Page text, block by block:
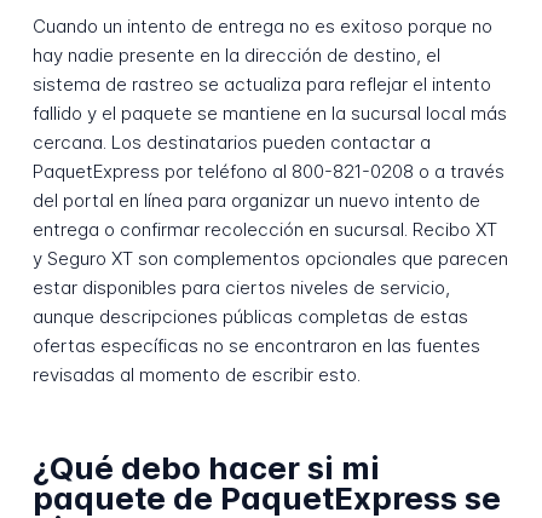
Cuando un intento de entrega no es exitoso porque no
hay nadie presente en la dirección de destino, el
sistema de rastreo se actualiza para reflejar el intento
fallido y el paquete se mantiene en la sucursal local más
cercana. Los destinatarios pueden contactar a
PaquetExpress por teléfono al 800-821-0208 o a través
del portal en línea para organizar un nuevo intento de
entrega o confirmar recolección en sucursal. Recibo XT
y Seguro XT son complementos opcionales que parecen
estar disponibles para ciertos niveles de servicio,
aunque descripciones públicas completas de estas
ofertas específicas no se encontraron en las fuentes
revisadas al momento de escribir esto.
¿Qué debo hacer si mi
paquete de PaquetExpress se